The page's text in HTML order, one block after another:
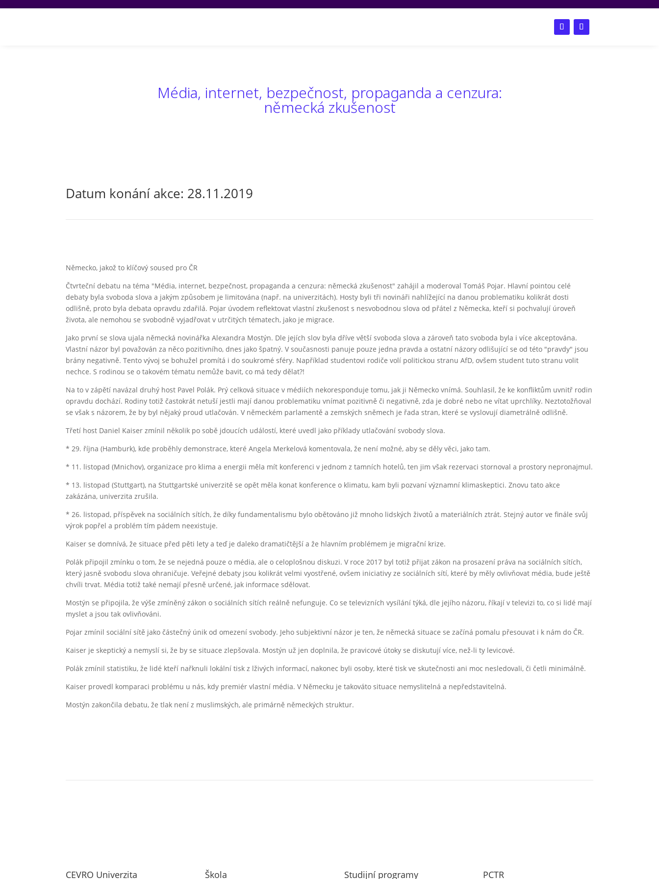
Média, internet, bezpečnost, propaganda a cenzura:
německá zkušenost
Datum konání akce: 28.11.2019
Německo, jakož to klíčový soused pro ČR
Čtvrteční debatu na téma "Média, internet, bezpečnost, propaganda a cenzura: německá zkušenost" zahájil a moderoval Tomáš Pojar. Hlavní pointou celé
debaty byla svoboda slova a jakým způsobem je limitována (např. na univerzitách). Hosty byli tři novináři nahlížející na danou problematiku kolikrát dosti
odlišně, proto byla debata opravdu zdařilá. Pojar úvodem reflektovat vlastní zkušenost s nesvobodnou slova od přátel z Německa, kteří si pochvalují úroveň
života, ale nemohou se svobodně vyjadřovat v utrčitých tématech, jako je migrace.
Jako první se slova ujala německá novinářka Alexandra Mostýn. Dle jejích slov byla dříve větší svoboda slova a zároveň tato svoboda byla i více akceptována.
Vlastní názor byl považován za něco pozitivního, dnes jako špatný. V současnosti panuje pouze jedna pravda a ostatní názory odlišující se od této "pravdy" jsou
brány negativně. Tento vývoj se bohužel promítá i do soukromé sféry. Například studentovi rodiče volí politickou stranu AfD, ovšem student tuto stranu volit
nechce. S rodinou se o takovém tématu nemůže bavit, co má tedy dělat?!
Na to v zápětí navázal druhý host Pavel Polák. Prý celková situace v médiích nekoresponduje tomu, jak ji Německo vnímá. Souhlasil, že ke konfliktům uvnitř rodin
opravdu dochází. Rodiny totiž častokrát netuší jestli mají danou problematiku vnímat pozitivně či negativně, zda je dobré nebo ne vítat uprchlíky. Neztotožňoval
se však s názorem, že by byl nějaký proud utlačován. V německém parlamentě a zemských sněmech je řada stran, které se vyslovují diametrálně odlišně.
Třetí host Daniel Kaiser zmínil několik po sobě jdoucích událostí, které uvedl jako příklady utlačování svobody slova.
* 29. října (Hamburk), kde proběhly demonstrace, které Angela Merkelová komentovala, že není možné, aby se děly věci, jako tam.
* 11. listopad (Mnichov), organizace pro klima a energii měla mít konferenci v jednom z tamních hotelů, ten jim však rezervaci stornoval a prostory nepronajmul.
* 13. listopad (Stuttgart), na Stuttgartské univerzitě se opět měla konat konference o klimatu, kam byli pozvaní významní klimaskeptici. Znovu tato akce
zakázána, univerzita zrušila.
* 26. listopad, příspěvek na sociálních sítích, že díky fundamentalismu bylo obětováno již mnoho lidských životů a materiálních ztrát. Stejný autor ve finále svůj
výrok popřel a problém tím pádem neexistuje.
Kaiser se domnívá, že situace před pěti lety a teď je daleko dramatičtější a že hlavním problémem je migrační krize.
Polák připojil zmínku o tom, že se nejedná pouze o média, ale o celoplošnou diskuzi. V roce 2017 byl totiž přijat zákon na prosazení práva na sociálních sítích,
který jasně svobodu slova ohraničuje. Veřejné debaty jsou kolikrát velmi vyostřené, ovšem iniciativy ze sociálních sítí, které by měly ovlivňovat média, bude ještě
chvíli trvat. Média totiž také nemají přesně určené, jak informace sdělovat.
Mostýn se připojila, že výše zmíněný zákon o sociálních sítích reálně nefunguje. Co se televizních vysílání týká, dle jejího názoru, říkají v televizi to, co si lidé mají
myslet a jsou tak ovlivňováni.
Pojar zmínil sociální sítě jako částečný únik od omezení svobody. Jeho subjektivní názor je ten, že německá situace se začíná pomalu přesouvat i k nám do ČR.
Kaiser je skeptický a nemyslí si, že by se situace zlepšovala. Mostýn už jen doplnila, že pravicové útoky se diskutují více, než-li ty levicové.
Polák zmínil statistiku, že lidé kteří nařknuli lokální tisk z lživých informací, nakonec byli osoby, které tisk ve skutečnosti ani moc nesledovali, či četli minimálně.
Kaiser provedl komparaci problému u nás, kdy premiér vlastní média. V Německu je takováto situace nemyslitelná a nepředstavitelná.
Mostýn zakončila debatu, že tlak není z muslimských, ale primárně německých struktur.
CEVRO Univerzita Škola Studijní programy PCTR